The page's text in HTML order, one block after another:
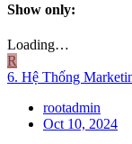
Show only:
Loading…
R
6. Hệ Thống
rootadmin
Oct 10, 2024